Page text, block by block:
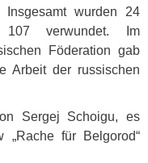
Insgesamt wurden 24
verwundet. Im
Föderation gab
Arbeit der russischen
Sergej Schoigu, es
für Belgorod“